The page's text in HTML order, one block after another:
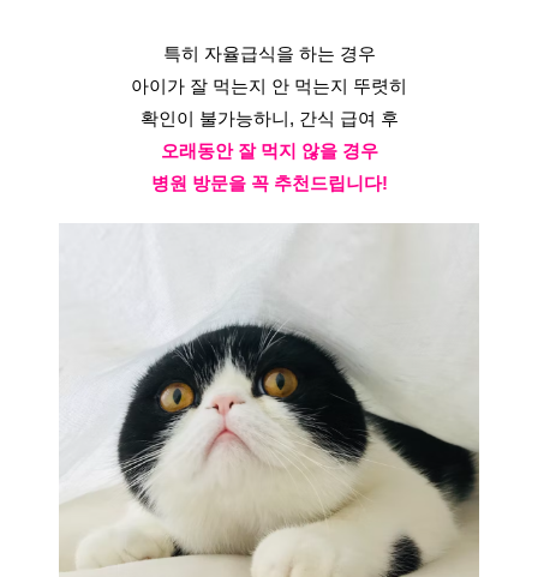
특히 자율급식을 하는 경우
아이가 잘 먹는지 안 먹는지 뚜렷히
확인이 불가능하니, 간식 급여 후
오래동안 잘 먹지 않을 경우
병원 방문을 꼭 추천드립니다!